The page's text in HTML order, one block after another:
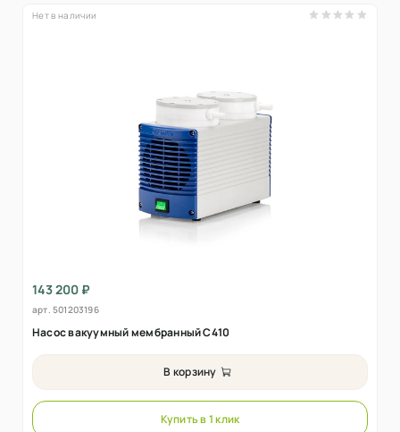
Нет в наличии
143 200 ₽
арт. 501203196
Насос вакуумный мембранный С410
В корзину
Купить в 1 клик